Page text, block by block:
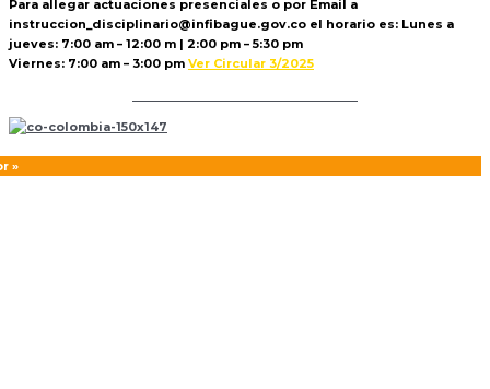
Para allegar actuaciones presenciales o por Email a
instruccion_disciplinario@infibague.gov.co el horario es: Lunes a
jueves: 7:00 am – 12:00 m | 2:00 pm – 5:30 pm
Viernes: 7:00 am – 3:00 pm Ver Circular 3/2025
»